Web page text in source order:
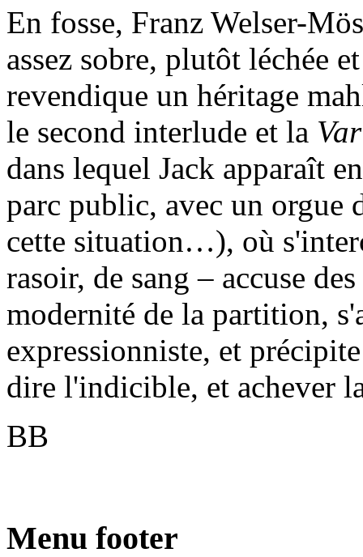
En fosse, Franz Welser-
assez sobre, plutôt léchée
revendique un héritage
le second interlude et la
dans lequel Jack apparaît
parc public, avec un orgue
cette situation…), où
rasoir, de sang – accuse
modernité de la partition,
expressionniste, et
dire l'indicible, et achever
BB
Menu footer